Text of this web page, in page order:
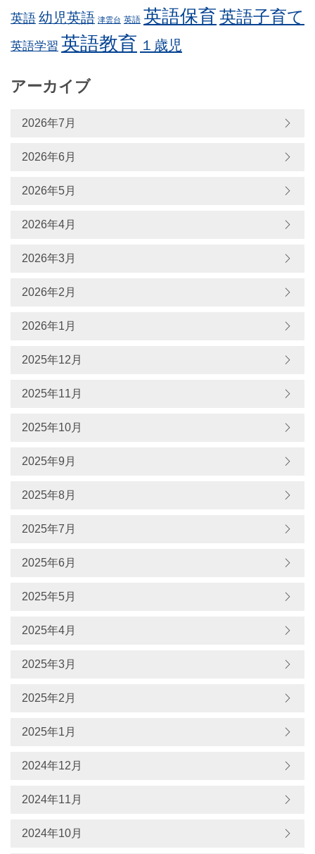
英語幼児英語 津雲台 英語 英語保育英語子育て
英語学習 英語教育 １歳児
アーカイブ
2026年7月
2026年6月
2026年5月
2026年4月
2026年3月
2026年2月
2026年1月
2025年12月
2025年11月
2025年10月
2025年9月
2025年8月
2025年7月
2025年6月
2025年5月
2025年4月
2025年3月
2025年2月
2025年1月
2024年12月
2024年11月
2024年10月